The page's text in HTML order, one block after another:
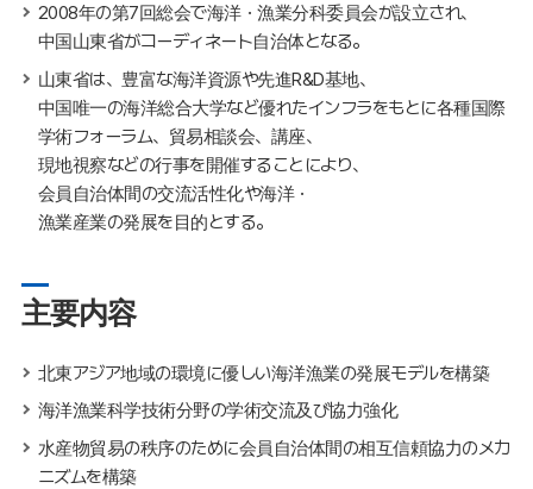
2008年の第7回総会で海洋・漁業分科委員会が設立され、
中国山東省がコーディネート自治体となる。
山東省は、豊富な海洋資源や先進R&D基地、
中国唯一の海洋総合大学など優れたインフラをもとに各種国際
学術フォーラム、貿易相談会、講座、
現地視察などの行事を開催することにより、
会員自治体間の交流活性化や海洋・
漁業産業の発展を目的とする。
主要内容
北東アジア地域の環境に優しい海洋漁業の発展モデルを構築
海洋漁業科学技術分野の学術交流及び協力強化
水産物貿易の秩序のために会員自治体間の相互信頼協力のメカ
ニズムを構築